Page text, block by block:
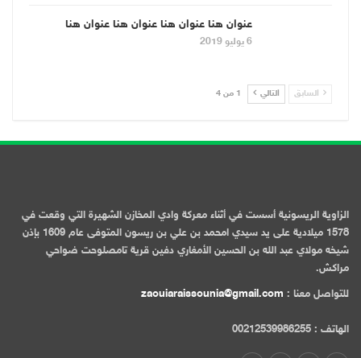
عنوان هنا عنوان هنا عنوان هنا عنوان هنا
6 يوليو 2019
السابق التالي 1 من 4
الزاوية الريسونية أسست في أثناء معركة وادي المخازن الشهيرة التي وقعت في
1578 ميلادية على يد سيدي امحمد بن علي بن ريسون المتوفى عام 1609 بإذن
شيخه مولاي عبد الله بن الحسين الأمغاري دفين قرية تامصلوحت ضواحي
مراكش.
للتواصل معنا : zaouiaraissounia@gmail.com
الهاتف : 00212539986255